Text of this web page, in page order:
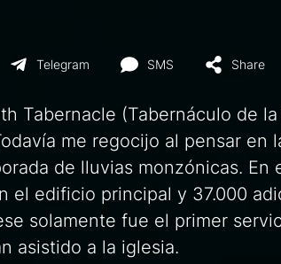
Telegram SMS Share
Tabernacle (Tabernáculo de
me regocijo al pensar en
de lluvias monzónicas. En
el edificio principal y 37.000
solamente fue el primer
asistido a la iglesia.